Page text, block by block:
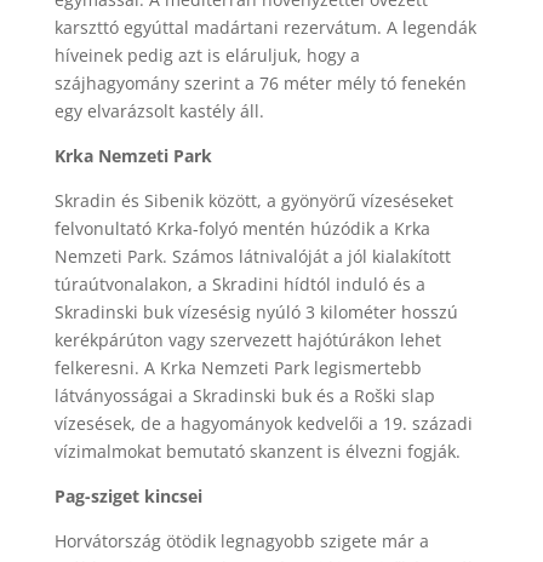
karszttó egyúttal madártani rezervátum. A legendák
híveinek pedig azt is eláruljuk, hogy a
szájhagyomány szerint a 76 méter mély tó fenekén
egy elvarázsolt kastély áll.
Krka Nemzeti Park
Skradin és Sibenik között, a gyönyörű vízeséseket
felvonultató Krka-folyó mentén húzódik a Krka
Nemzeti Park. Számos látnivalóját a jól kialakított
túraútvonalakon, a Skradini hídtól induló és a
Skradinski buk vízesésig nyúló 3 kilométer hosszú
kerékpárúton vagy szervezett hajótúrákon lehet
felkeresni. A Krka Nemzeti Park legismertebb
látványosságai a Skradinski buk és a Roški slap
vízesések, de a hagyományok kedvelői a 19. századi
vízimalmokat bemutató skanzent is élvezni fogják.
Pag-sziget kincsei
Horvátország ötödik legnagyobb szigete már a